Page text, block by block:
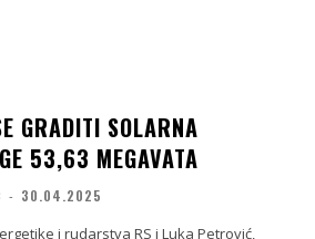
GRADITI SOLARNA
53,63 MEGAVATA
- 30.04.2025
i rudarstva RS i Luka Petrović,